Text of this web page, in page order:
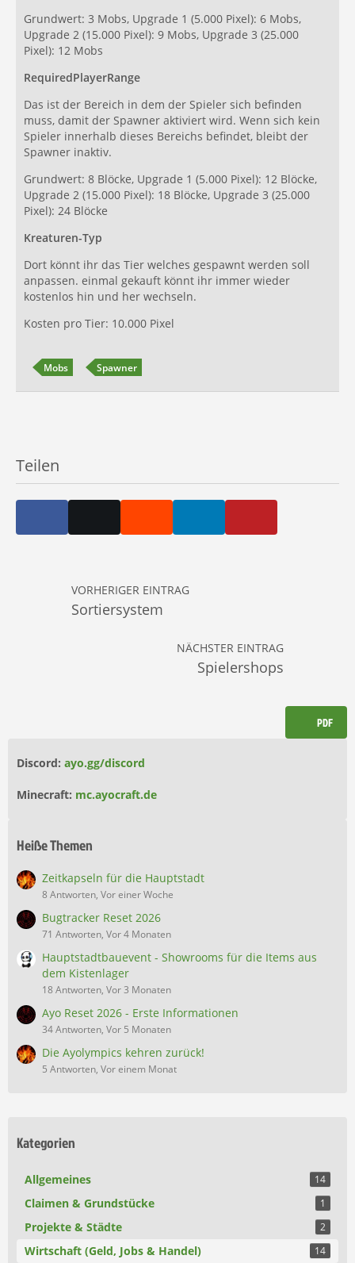
Grundwert: 3 Mobs, Upgrade 1 (5.000 Pixel): 6 Mobs,
Upgrade 2 (15.000 Pixel): 9 Mobs, Upgrade 3 (25.000
Pixel): 12 Mobs
RequiredPlayerRange
Das ist der Bereich in dem der Spieler sich befinden
muss, damit der Spawner aktiviert wird. Wenn sich kein
Spieler innerhalb dieses Bereichs befindet, bleibt der
Spawner inaktiv.
Grundwert: 8 Blöcke, Upgrade 1 (5.000 Pixel): 12 Blöcke,
Upgrade 2 (15.000 Pixel): 18 Blöcke, Upgrade 3 (25.000
Pixel): 24 Blöcke
Kreaturen-Typ
Dort könnt ihr das Tier welches gespawnt werden soll
anpassen. einmal gekauft könnt ihr immer wieder
kostenlos hin und her wechseln.
Kosten pro Tier: 10.000 Pixel
Mobs Spawner
Teilen
VORHERIGER EINTRAG
Sortiersystem
NÄCHSTER EINTRAG
Spielershops
PDF
Discord: ayo.gg/discord
Minecraft: mc.ayocraft.de
Heiße Themen
Zeitkapseln für die Hauptstadt
8 Antworten, Vor einer Woche
Bugtracker Reset 2026
71 Antworten, Vor 4 Monaten
Hauptstadtbauevent - Showrooms für die Items aus
dem Kistenlager
18 Antworten, Vor 3 Monaten
Ayo Reset 2026 - Erste Informationen
34 Antworten, Vor 5 Monaten
Die Ayolympics kehren zurück!
5 Antworten, Vor einem Monat
Kategorien
Allgemeines 14
Claimen & Grundstücke 1
Projekte & Städte 2
Wirtschaft (Geld, Jobs & Handel) 14